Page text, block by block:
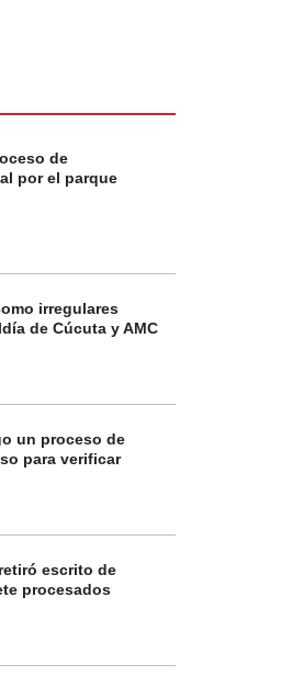
de
por el parque
irregulares
de Cúcuta y AMC
un proceso de
para verificar
escrito de
procesados